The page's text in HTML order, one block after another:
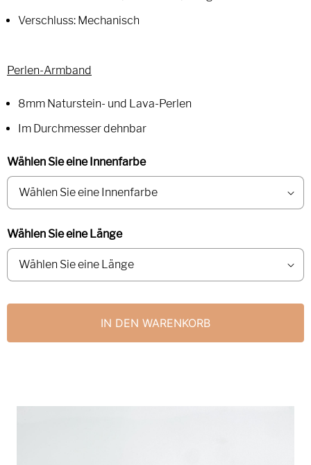
Verschluss: Mechanisch
Perlen-Armband
8mm Naturstein- und Lava-Perlen
Im Durchmesser dehnbar
Wählen Sie eine Innenfarbe
Wählen Sie eine Länge
IN DEN WARENKORB